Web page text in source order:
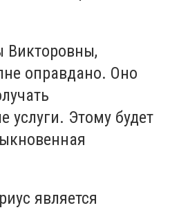
оправдано. Оно
услуги. Этому будет
является